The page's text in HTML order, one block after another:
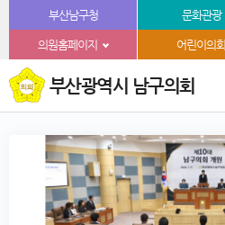
본문바로가기부산남구청 문화관광
의원홈페이지 어린이의회
부산광역시 남구의회